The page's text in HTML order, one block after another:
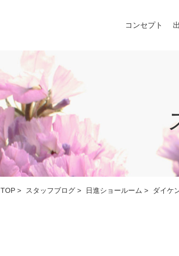
コンセプト
TOP > スタッフブログ > 日進ショールーム > ダイケ